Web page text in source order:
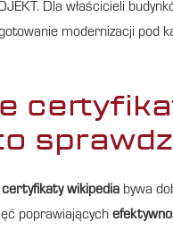
Dla właścicieli
modernizacji pod
certyfikaty wikipedia bywa
poprawiających